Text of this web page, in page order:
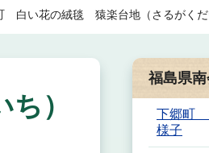
白い花の絨毯 猿楽台地（さるがくだ
）
福島県
下郷町
様子